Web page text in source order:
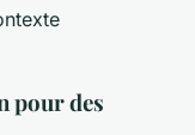
pour des